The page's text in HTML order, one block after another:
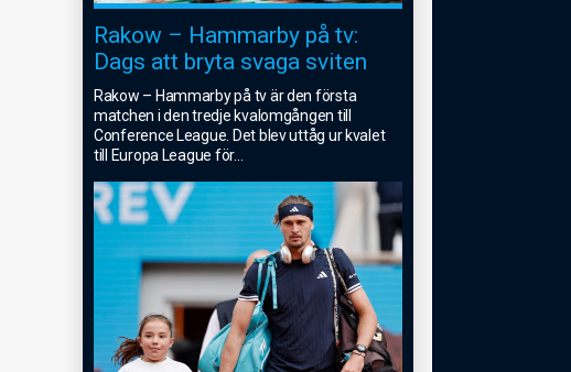
Rakow – Hammarby på tv:
Dags att bryta svaga sviten
Rakow – Hammarby på tv är den första
matchen i den tredje kvalomgången till
Conference League. Det blev uttåg ur kvalet
till Europa League för...